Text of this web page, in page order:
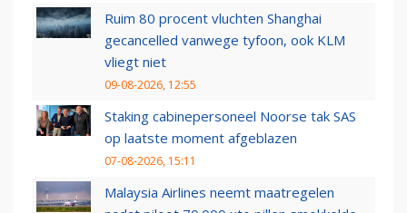
Ruim 80 procent vluchten Shanghai
gecancelled vanwege tyfoon, ook KLM
vliegt niet
09-08-2026, 12:55
Staking cabinepersoneel Noorse tak SAS
op laatste moment afgeblazen
07-08-2026, 15:11
Malaysia Airlines neemt maatregelen